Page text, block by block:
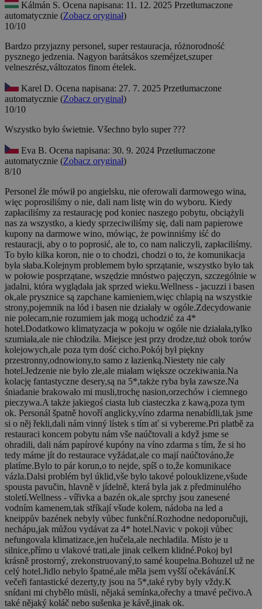
Kálmán S. Ocena napisana: 11. 12. 2025 Przetłumaczone
automatycznie (Zobacz oryginał)
10/10
Bardzo przyjazny personel, super restauracja, różnorodność
pysznego jedzenia. Nagyon barátsákos szeméjzet,szuper
velneszrész,változatos finom ételek.
Karel D. Ocena napisana: 27. 7. 2025 Przetłumaczone
automatycznie (Zobacz oryginał)
10/10
Wszystko było świetnie. Všechno bylo super ???
Eva B. Ocena napisana: 30. 9. 2024 Przetłumaczone
automatycznie (Zobacz oryginał)
8/10
Personel źle mówił po angielsku, nie oferowali darmowego wina,
więc poprosiliśmy o nie, dali nam listę win do wyboru. Kiedy
zapłaciliśmy za restaurację pod koniec naszego pobytu, obciążyli
nas za wszystko, a kiedy sprzeciwiliśmy się, dali nam papierowe
kupony na darmowe wino, mówiąc, że powinniśmy iść do
restauracji, aby o to poprosić, ale to, co nam naliczyli, zapłaciliśmy.
To było kilka koron, nie o to chodzi, chodzi o to, że komunikacja
była słaba.Kolejnym problemem było sprzątanie, wszystko było tak
w połowie posprzątane, wszędzie mnóstwo pajęczyn, szczególnie w
jadalni, która wyglądała jak sprzed wieku.Wellness - jacuzzi i basen
ok,ale prysznice są zapchane kamieniem,więc chlapią na wszystkie
strony,pojemnik na lód i basen nie działały w ogóle.Zdecydowanie
nie polecam,nie rozumiem jak mogą uchodzić za 4*
hotel.Dodatkowo klimatyzacja w pokoju w ogóle nie działała,tylko
szumiała,ale nie chłodziła. Miejsce jest przy drodze,tuż obok torów
kolejowych,ale poza tym dość cicho.Pokój był piękny
przestronny,odnowiony,to samo z łazienką.Niestety nie cały
hotel.Jedzenie nie było złe,ale miałam większe oczekiwania.Na
kolację fantastyczne desery,są na 5*,także ryba była zawsze.Na
śniadanie brakowało mi musli,trochę nasion,orzechów i ciemnego
pieczywa.A także jakiegoś ciasta lub ciasteczka z kawą,poza tym
ok. Personál špatně hovoří anglicky,víno zdarma nenabídli,tak jsme
si o něj řekli,dali nám vinný lístek s tím ať si vybereme.Pri platbě za
restauraci koncem pobytu nám vše naúčtovali a když jsme se
ohradili, dali nám papírové kupóny na víno zdarma s tím, že si ho
tedy máme jít do restaurace vyžádat,ale co mají naúčtováno,že
platíme.Bylo to pár korun,o to nejde, spíš o to,že komunikace
vázla.Dalsi problém byl úklid,vše bylo takové polouklizene,všude
spousta pavučin, hlavně v jídelně, která byla jak z předminulého
století.Wellness - vířivka a bazén ok,ale sprchy jsou zanesené
vodním kamenem,tak stříkají všude kolem, nádoba na led a
kneippův bazének nebyly vůbec funkční.Rozhodne nedoporučuji,
nechápu,jak můžou vydávat za 4* hotel.Navic v pokoji vůbec
nefungovala klimatizace,jen hučela,ale nechladila. Místo je u
silnice,přímo u vlakové trati,ale jinak celkem klidné.Pokoj byl
krásně prostorný, zrekonstruovaný,to samé koupelna.Bohuzel už ne
celý hotel.Jidlo nebylo špatné,ale měla jsem vyšší očekávání.K
večeři fantastické dezerty,ty jsou na 5*,také ryby byly vždy.K
snídani mi chybělo müsli, nějaká semínka,ořechy a tmavé pečivo.A
také nějaký koláč nebo sušenka je kávě,jinak ok.